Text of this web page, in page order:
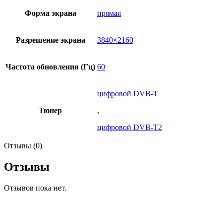
Форма экрана прямая
Разрешение экрана 3840×2160
Частота обновления (Гц) 60
Тюнер
цифровой DVB-T
,
цифровой DVB-T2
Отзывы (0)
Отзывы
Отзывов пока нет.